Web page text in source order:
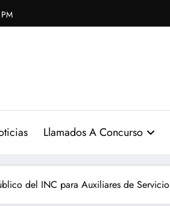
Llamados A Concurso
del INC para Auxiliares de Servicio